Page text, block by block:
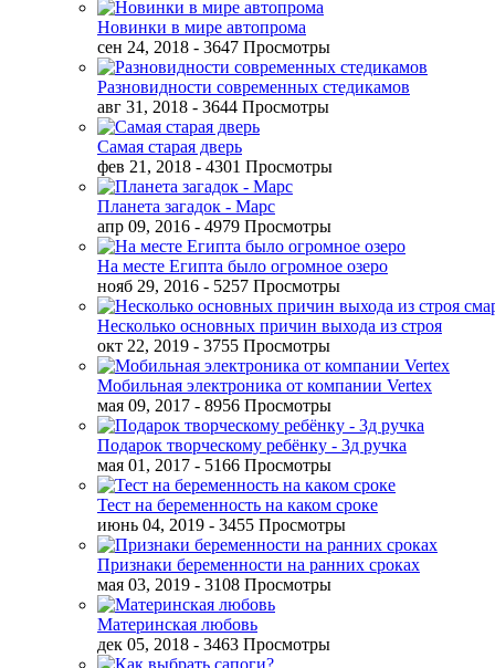
Новинки в мире автопрома
сен 24, 2018 - 3647 Просмотры
Разновидности современных стедикамов
авг 31, 2018 - 3644 Просмотры
Самая старая дверь
фев 21, 2018 - 4301 Просмотры
Планета загадок - Марс
апр 09, 2016 - 4979 Просмотры
На месте Египта было огромное озеро
нояб 29, 2016 - 5257 Просмотры
Несколько основных причин выхода из строя
окт 22, 2019 - 3755 Просмотры
Мобильная электроника от компании Vertex
мая 09, 2017 - 8956 Просмотры
Подарок творческому ребёнку - 3д ручка
мая 01, 2017 - 5166 Просмотры
Тест на беременность на каком сроке
июнь 04, 2019 - 3455 Просмотры
Признаки беременности на ранних сроках
мая 03, 2019 - 3108 Просмотры
Материнская любовь
дек 05, 2018 - 3463 Просмотры